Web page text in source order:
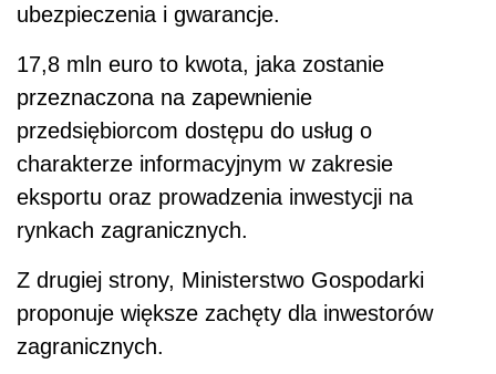
ubezpieczenia i gwarancje.
17,8 mln euro to kwota, jaka zostanie
przeznaczona na zapewnienie
przedsiębiorcom dostępu do usług o
charakterze informacyjnym w zakresie
eksportu oraz prowadzenia inwestycji na
rynkach zagranicznych.
Z drugiej strony, Ministerstwo Gospodarki
proponuje większe zachęty dla inwestorów
zagranicznych.